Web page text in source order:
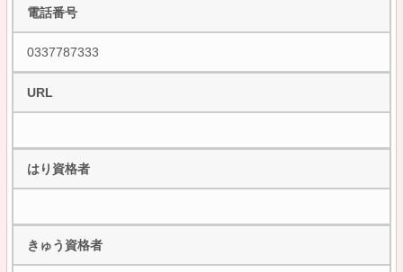
電話番号
0337787333
URL
はり資格者
きゅう資格者